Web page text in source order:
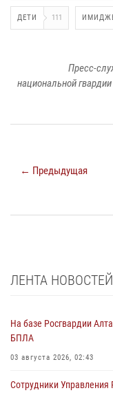
ДЕТИ 111
Пресс-
национальной
← Предыдущая
ЛЕНТА НОВОСТЕЙ
На базе Росгвардии
БПЛА
03 августа 2026, 02:43
Сотрудники